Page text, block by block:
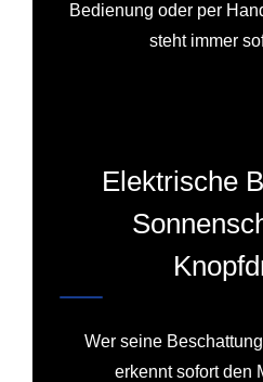
Bedienung oder per
steht immer
Elektrische
Wer seine
erkennt sofort den